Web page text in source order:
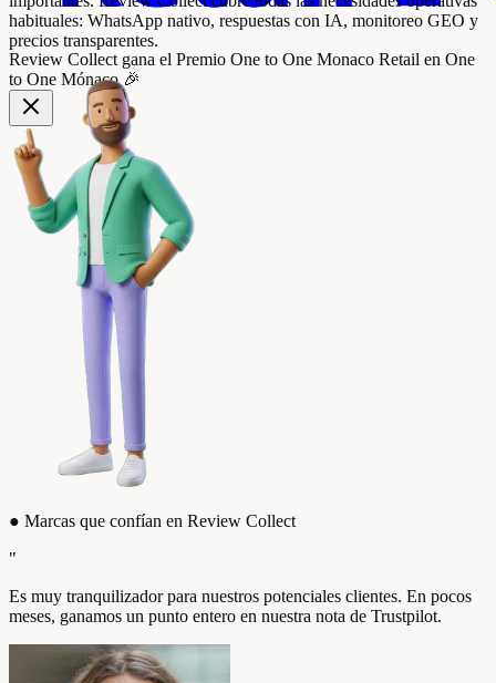
Review Collect gana el Premio One to One Monaco Retail en One
to One Mónaco 🎉
habituales: WhatsApp nativo, respuestas con IA, monitoreo GEO y
precios transparentes.
● Marcas que confían en Review Collect
"
Es muy tranquilizador para nuestros potenciales clientes. En pocos
meses, ganamos un punto entero en nuestra nota de Trustpilot.